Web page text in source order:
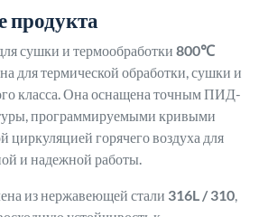
продукта
сушки и термообработки 800℃
для термической обработки, сушки и
класса. Она оснащена точным ПИД-
программируемыми кривыми
циркуляцией горячего воздуха для
и надежной работы.
из нержавеющей стали 316L / 310,